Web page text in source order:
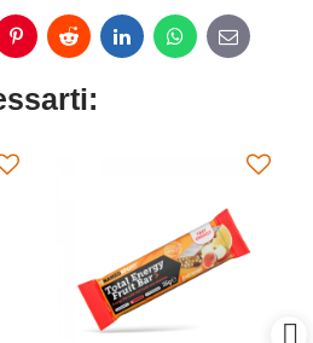
PinterestReddit LinkedInWhatsApp
E-
mail